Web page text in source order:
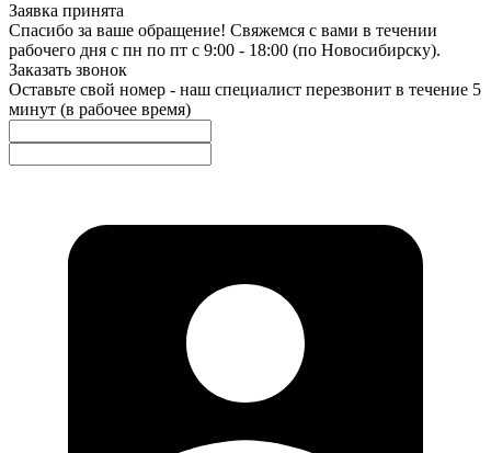
Заявка принята
Спасибо за ваше обращение! Свяжемся с вами в течении
рабочего дня с пн по пт с 9:00 - 18:00 (по Новосибирску).
Заказать звонок
Оставьте свой номер - наш специалист перезвонит в течение 5
минут (в рабочее время)